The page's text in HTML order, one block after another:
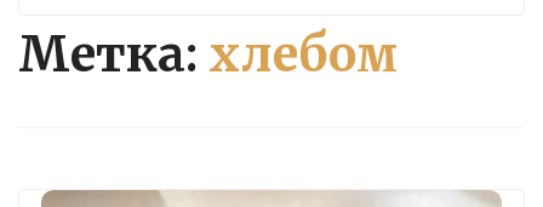
Метка: хлебом